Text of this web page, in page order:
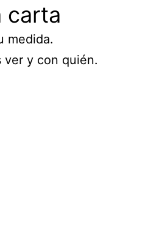
carta
medida.
ver y con quién.